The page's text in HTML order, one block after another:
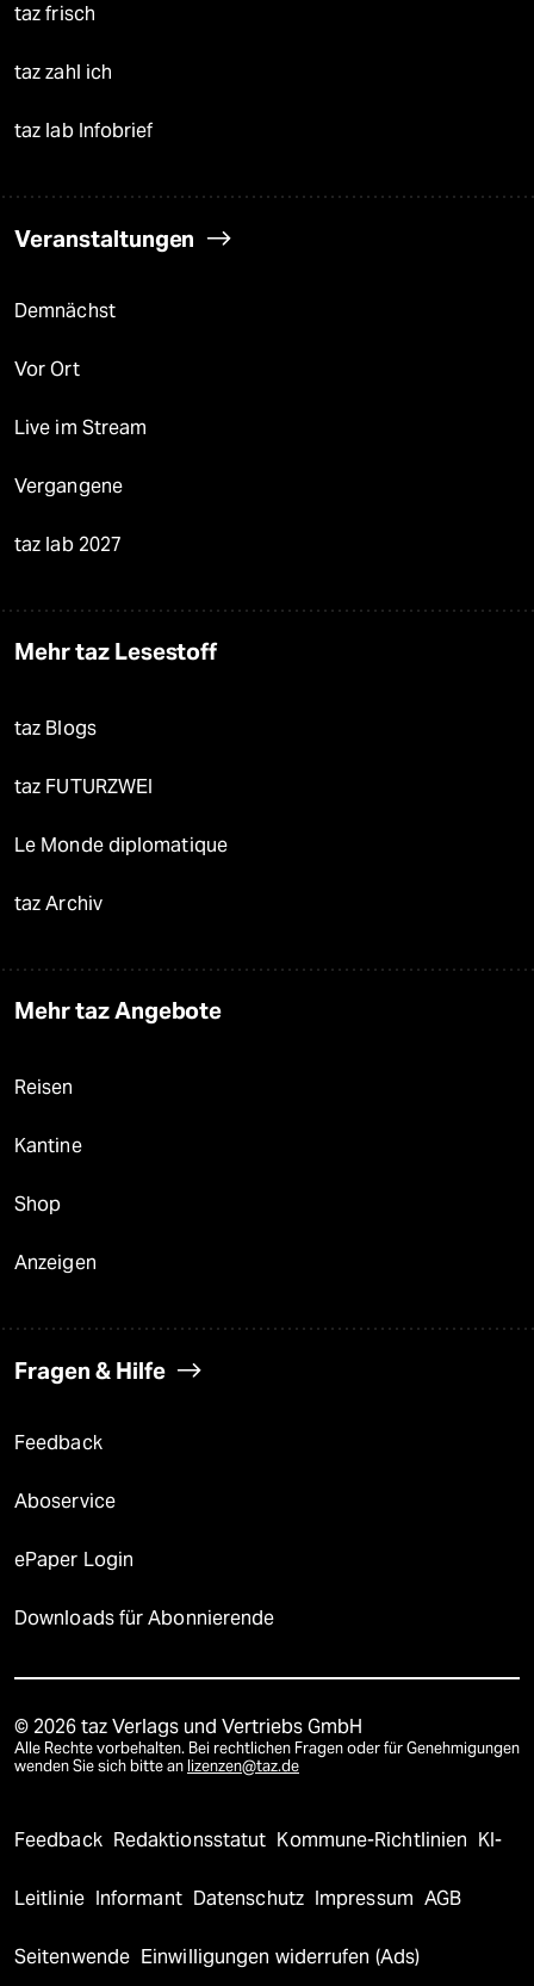
taz frisch
taz zahl ich
taz lab Infobrief
Veranstaltungen
Demnächst
Vor Ort
Live im Stream
Vergangene
taz lab 2027
Mehr taz Lesestoff
taz Blogs
taz FUTURZWEI
Le Monde diplomatique
taz Archiv
Mehr taz Angebote
Reisen
Kantine
Shop
Anzeigen
Fragen & Hilfe
Feedback
Aboservice
ePaper Login
Downloads für Abonnierende
© 2026 taz Verlags und Vertriebs GmbH
Alle Rechte vorbehalten. Bei rechtlichen Fragen oder für Genehmigungen
wenden Sie sich bitte an lizenzen@taz.de
Feedback Redaktionsstatut Kommune-Richtlinien KI-
Leitlinie Informant Datenschutz Impressum AGB
Seitenwende Einwilligungen widerrufen (Ads)